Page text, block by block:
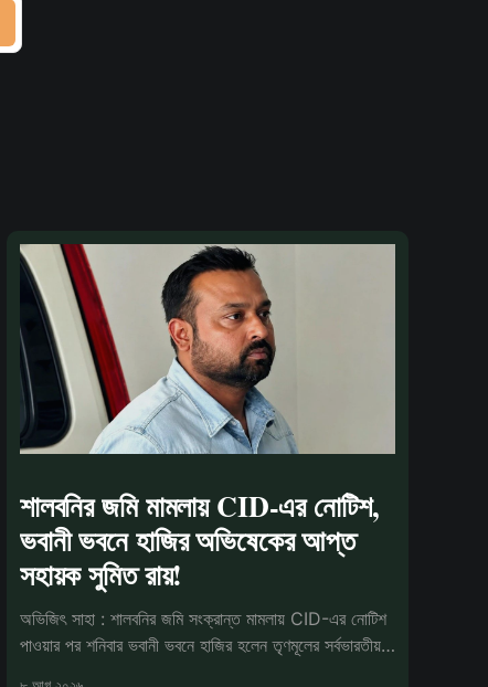
শালবনির জমি মামলায় CID-এর নোটিশ,
ভবানী ভবনে হাজির অভিষেকের আপ্ত
সহায়ক সুমিত রায়!
অভিজিৎ সাহা : শালবনির জমি সংক্রান্ত মামলায় CID-এর নোটিশ
পাওয়ার পর শনিবার ভবানী ভবনে হাজির হলেন তৃণমূলের সর্বভারতীয়